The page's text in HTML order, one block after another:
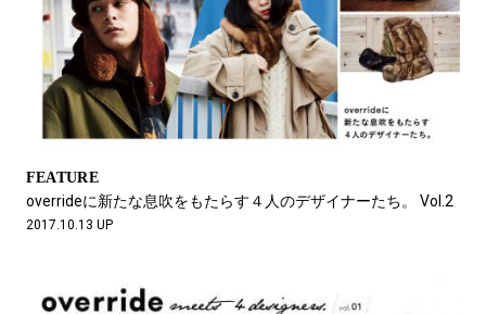
FEATURE
overrideに新たな息吹をもたらす４人のデザイナーたち。 Vol.2
2017.10.13 UP